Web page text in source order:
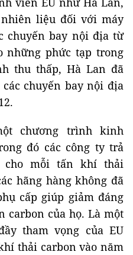
liệu đối với máy
chuyến bay nội địa từ
những phức tạp trong
thu thấp, Hà Lan đã
chuyến bay nội địa
chương trình kinh
đó các công ty trả
mỗi tấn khí thải
hãng hàng không đã
cấp giúp giảm đáng
carbon của họ. Là một
tham vọng của EU
thải carbon vào năm